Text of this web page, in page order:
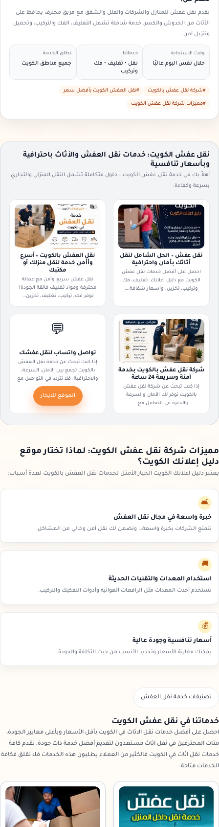
نقدم نقل عفش للمنازل والشركات والفلل والشقق مع فريق محترف يحافظ على
الأثاث من الخدوش والكسر. خدمة شاملة تشمل التغليف، الفك والتركيب، وتحميل
وتنزيل آمن.
وقت الاستجابة
خلال نفس اليوم غالبًا
خدماتنا
نقل • تغليف • فك
وتركيب
نطاق الخدمة
جميع مناطق الكويت
#شركة نقل عفش بالكويت #نقل العفش الكويت بأفضل سعر
#مميزات شركة نقل عفش الكويت
نقل عفش الكويت: خدمات نقل العفش والأثاث باحترافية
وبأسعار تنافسية
أهلاً بك في خدمة نقل عفش الكويت… حلول متكاملة تشمل النقل المنزلي والتجاري
بسرعة وكفاءة.
نقل عفش – الحل الشامل لنقل
أثاثك بأمان واحترافية
احصل على أفضل خدمات نقل عفش
الكويت مع دليل اعلانك: تغليف، فك
وتركيب، تخزين، وأسعار شفافة.…
نقل العفش بالكويت – أسرع
وأأمن خدمة لنقل منزلك أو
مكتبك
نقل عفش سريع وآمن مع عمالة
محترفة ومواد تغليف فائقة الجودة!
نوفر فك، تركيب، تغليف، تخزين…
شركة نقل عفش بالكويت بخدمة
آمنة وسريعة 24 ساعة
إذا كنت تبحث عن شركة نقل عفش
بالكويت توفر لك الأمان والسرعة
والخبرة في التعامل مع…
💬
تواصل واتساب لنقل عفشك
إذا كنت تبحث عن خدمة نقل العفش
بالكويت تجمع بين الأمان، السرعة،
والاحترافية، فلا تتردد في التواصل مع
نقل عفش الكويت دليل اعلانك.
الموقع للايجار
مميزات شركة نقل عفش الكويت: لماذا تختار موقع
دليل إعلانك الكويت؟
يعتبر دليل اعلانك الكويت الخيار الأمثل لخدمات نقل العفش بالكويت لعدة أسباب:
🛋️
خبرة واسعة في مجال نقل العفش
تتمتع الشركات بخبرة واسعة… ونضمن لك نقل آمن وخالي من المشاكل.
🚚
استخدام المعدات والتقنيات الحديثة
نستخدم أحدث المعدات مثل الرافعات الهوائية وأدوات التفكيك والتركيب.
💰
أسعار تنافسية وجودة عالية
يمكنك مقارنة الأسعار وتحديد الأنسب من حيث التكلفة والجودة.
تصنيفات خدمة نقل العفش
خدماتنا في نقل عفش الكويت
احصل على أفضل خدمات نقل الاثاث في الكويت بأقل الأسعار وبأعلى معايير الجودة،
مئات المحترفين في نقل اثاث مستعدون لتقديم أفضل خدمة ذات جودة, نقدم كافة
خدمات نقل اثاث في الكويت فالكثير من العملاء يطلبون هذه الخدمات فلا تقلق فكافة
الخدمات متاحة.